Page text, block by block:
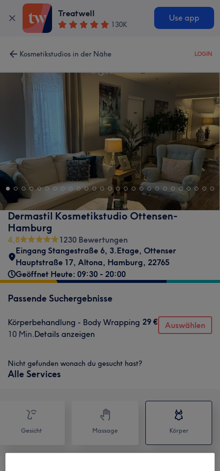
Treatwell
130K
Use app
Kosmetikstudios in der Nähe LOGIN
Dermastil Kosmetikstudio Ottensen-
Hamburg
4,8
1230 Bewertungen
Eingang Stangestraße 6, 3.Etage, Ottenser
Hauptstraße 17, Altona, Hamburg, 22765
Geöffnet Heute: 09:30 - 20:00
Passende Suchergebnisse
Körperbehandlung - Body Wrapping
10 Min.Details anzeigen
29 € Auswählen
Nicht gefunden wonach du gesucht hast?
Alle Services
Gesicht Massage Körper